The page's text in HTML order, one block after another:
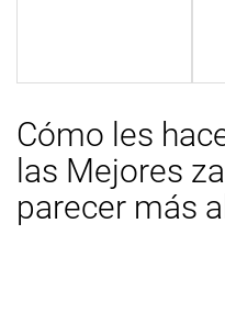
Cómo les
las Mejores
parecer más